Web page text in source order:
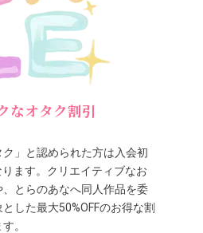
なオタク割引
」と認められた方は入会初
ます。クリエイティブなお
とらのあなへ同人作品を委
した最大50%OFFのお得な割
。